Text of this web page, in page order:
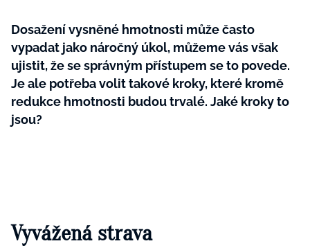
Dosažení vysněné hmotnosti může často
vypadat jako náročný úkol, můžeme vás však
ujistit, že se správným přístupem se to povede.
Je ale potřeba volit takové kroky, které kromě
redukce hmotnosti budou trvalé. Jaké kroky to
jsou?
Vyvážená strava